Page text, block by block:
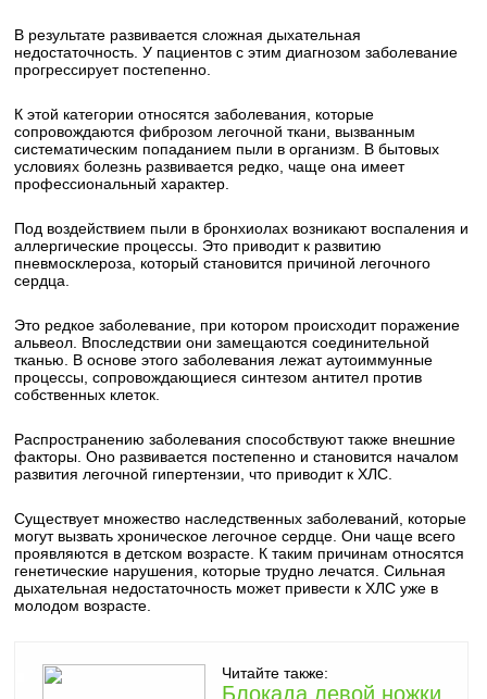
В результате развивается сложная дыхательная
недостаточность. У пациентов с этим диагнозом заболевание
прогрессирует постепенно.
К этой категории относятся заболевания, которые
сопровождаются фиброзом легочной ткани, вызванным
систематическим попаданием пыли в организм. В бытовых
условиях болезнь развивается редко, чаще она имеет
профессиональный характер.
Под воздействием пыли в бронхиолах возникают воспаления и
аллергические процессы. Это приводит к развитию
пневмосклероза, который становится причиной легочного
сердца.
Это редкое заболевание, при котором происходит поражение
альвеол. Впоследствии они замещаются соединительной
тканью. В основе этого заболевания лежат аутоиммунные
процессы, сопровождающиеся синтезом антител против
собственных клеток.
Распространению заболевания способствуют также внешние
факторы. Оно развивается постепенно и становится началом
развития легочной гипертензии, что приводит к ХЛС.
Существует множество наследственных заболеваний, которые
могут вызвать хроническое легочное сердце. Они чаще всего
проявляются в детском возрасте. К таким причинам относятся
генетические нарушения, которые трудно лечатся. Сильная
дыхательная недостаточность может привести к ХЛС уже в
молодом возрасте.
Читайте также:
Блокада левой ножки